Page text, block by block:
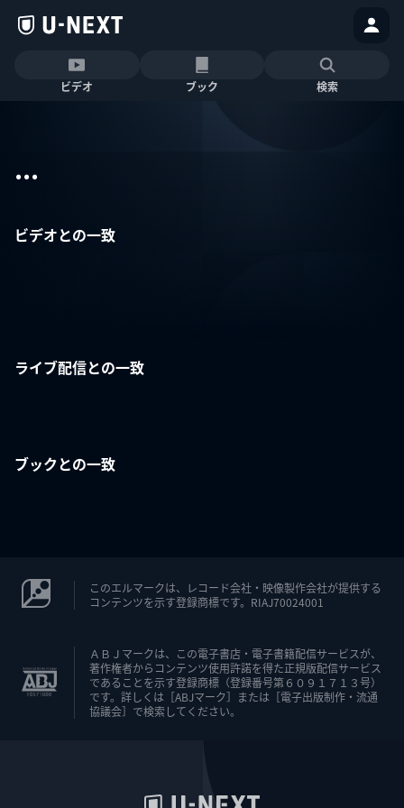
ビデオ ブック 検索
...
ビデオとの一致
ライブ配信との一致
ブックとの一致
このエルマークは、レコード会社・映像製作会社が提供する
コンテンツを示す登録商標です。RIAJ70024001
ＡＢＪマークは、この電子書店・電子書籍配信サービスが、
著作権者からコンテンツ使用許諾を得た正規版配信サービス
であることを示す登録商標（登録番号第６０９１７１３号）
です。詳しくは［ABJマーク］または［電子出版制作・流通
協議会］で検索してください。